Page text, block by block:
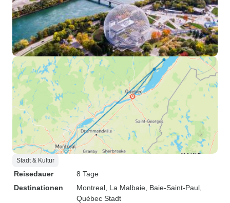
Stadt & Kultur
Reisedauer
8 Tage
Destinationen
Montreal , La Malbaie , Baie-Saint-Paul
Québec Stadt